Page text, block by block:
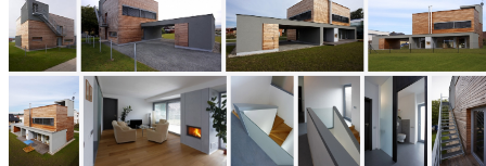
architektů
Katalog
dodavatelů
Vložit
inzerát
do
burzy
práce